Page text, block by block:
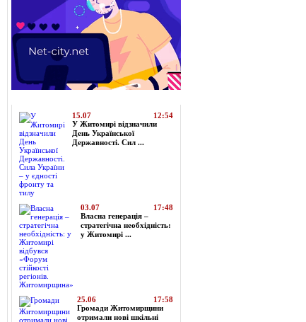
15.07
12:54
У Житомирі відзначили
День Української
Державності. Сил ...
03.07
17:48
Власна генерація –
стратегічна необхідність:
у Житомирі ...
25.06
17:58
Громади Житомирщини
отримали нові шкільні